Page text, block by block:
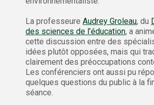
La professeure Audrey Groleau, du
des sciences de l’éducation, a
cette discussion entre des
idées plutôt opposées, mais qui
clairement des préoccupations
Les conférenciers ont aussi pu
quelques questions du public à la
séance.